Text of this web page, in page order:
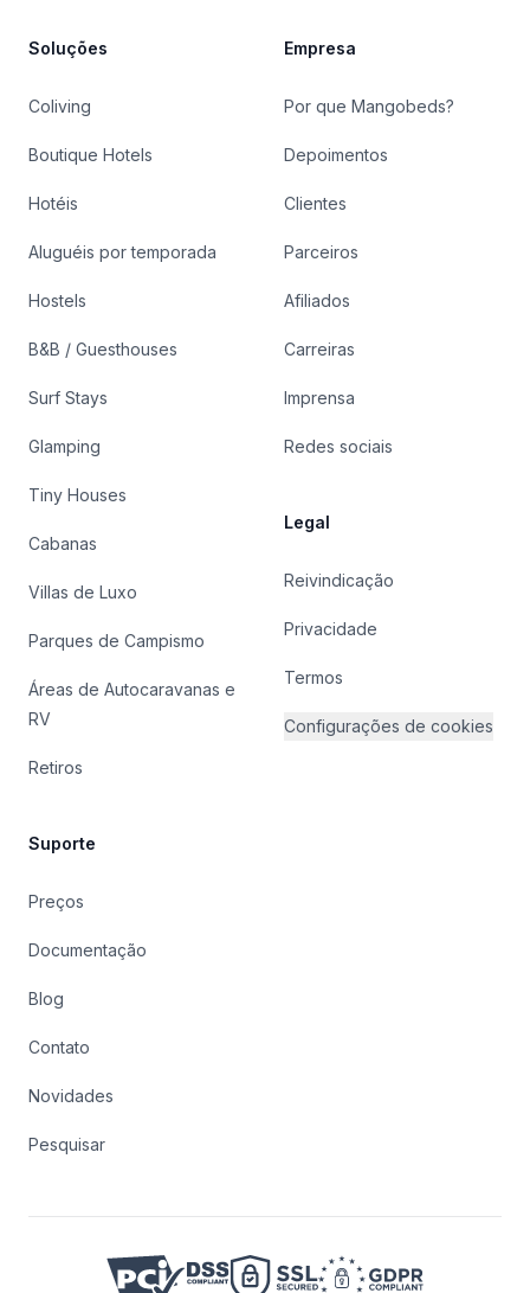
Soluções
Coliving
Boutique Hotels
Hotéis
Aluguéis por temporada
Hostels
B&B / Guesthouses
Surf Stays
Glamping
Tiny Houses
Cabanas
Villas de Luxo
Parques de Campismo
Áreas de Autocaravanas e
RV
Retiros
Suporte
Preços
Documentação
Blog
Contato
Novidades
Pesquisar
Empresa
Por que Mangobeds?
Depoimentos
Clientes
Parceiros
Afiliados
Carreiras
Imprensa
Redes sociais
Legal
Reivindicação
Privacidade
Termos
Configurações de cookies